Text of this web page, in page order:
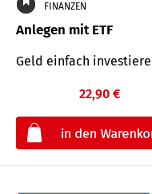
FINANZEN
Anlegen mit ETF
Geld einfach
22,90 €